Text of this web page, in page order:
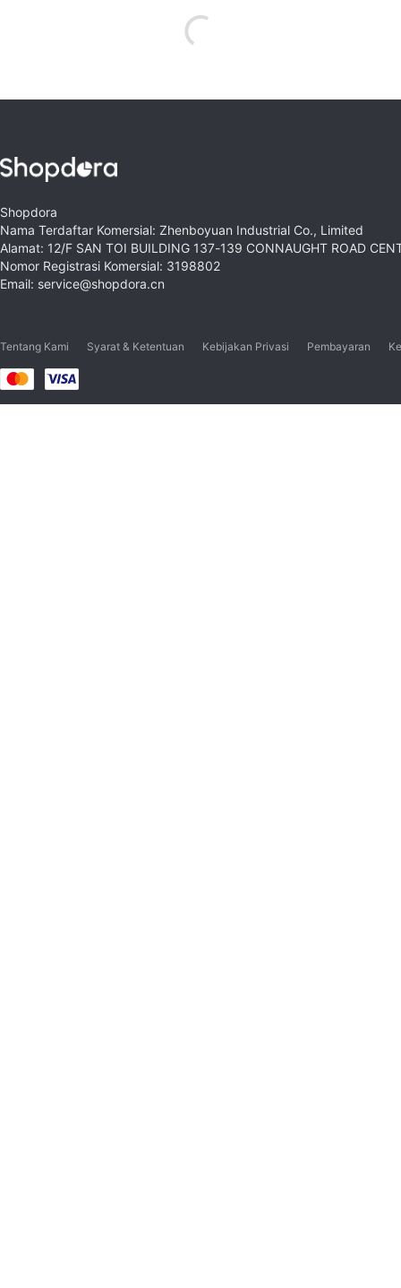
Shopdora
Nama Terdaftar Komersial: Zhenboyuan Industrial Co., Limited
Alamat: 12/F SAN TOI BUILDING 137-139 CONNAUGHT ROAD
Nomor Registrasi Komersial: 3198802
Email: service@shopdora.cn
Tentang Kami Syarat & Ketentuan Kebijakan Privasi Pembayaran